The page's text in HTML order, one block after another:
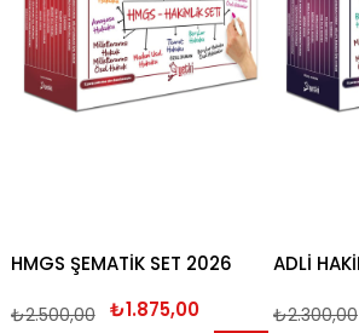
HMGS ŞEMATİK SET 2026
₺1.875,00
₺2.500,00 ₺2.300,00